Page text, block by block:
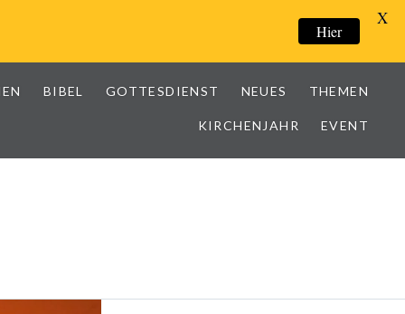
BIBEL GOTTESDIENST NEUES THEMEN
KIRCHENJAHR EVENT
Hier
X